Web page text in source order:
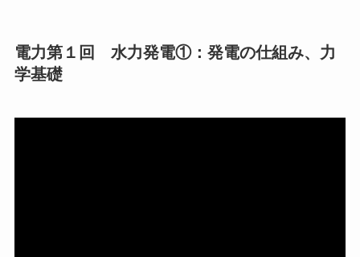
電力第１回 水力発電①：発電の仕組み、力
学基礎